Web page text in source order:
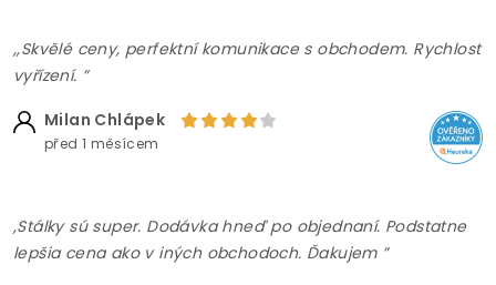
,,Skvělé ceny, perfektní komunikace s obchodem. Rychlost
vyřízení. ”
Milan Chlápek
před 1 měsícem
,Stálky sú super. Dodávka hneď po objednaní. Podstatne
lepšia cena ako v iných obchodoch. Ďakujem ”